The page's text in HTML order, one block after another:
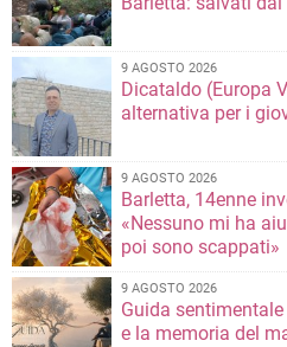
9 AGOSTO 2026
Dicataldo (Europa
alternativa per i
9 AGOSTO 2026
Barletta, 14enne
«Nessuno mi ha aiutata, mi hanno
poi sono scappati»
9 AGOSTO 2026
Guida
e la memoria del